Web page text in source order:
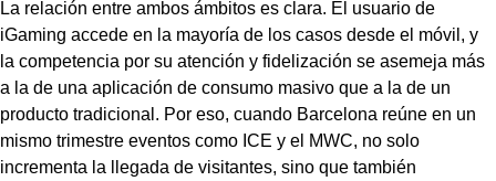
La relación entre ambos ámbitos es clara. El usuario de
iGaming accede en la mayoría de los casos desde el móvil, y
la competencia por su atención y fidelización se asemeja más
a la de una aplicación de consumo masivo que a la de un
producto tradicional. Por eso, cuando Barcelona reúne en un
mismo trimestre eventos como ICE y el MWC, no solo
incrementa la llegada de visitantes, sino que también